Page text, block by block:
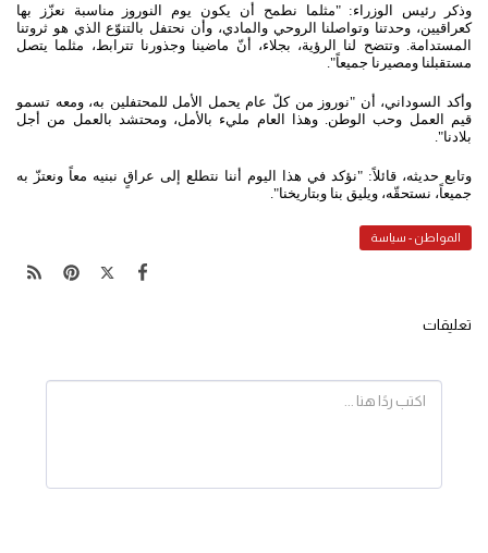
وذكر رئيس الوزراء: "مثلما نطمح أن يكون يوم النوروز مناسبة نعزّز بها
كعراقيين، وحدتنا وتواصلنا الروحي والمادي، وأن نحتفل بالتنوّع الذي هو ثروتنا
المستدامة. وتتضح لنا الرؤية، بجلاء، أنّ ماضينا وجذورنا تترابط، مثلما يتصل
مستقبلنا ومصيرنا جميعاً".
وأكد السوداني، أن "نوروز من كلّ عام يحمل الأمل للمحتفلين به، ومعه تسمو
قيم العمل وحب الوطن. وهذا العام مليء بالأمل، ومحتشد بالعمل من أجل
بلادنا".
وتابع حديثه، قائلاً: "نؤكد في هذا اليوم أننا نتطلع إلى عراقٍ نبنيه معاً ونعتزّ به
جميعاً، نستحقّه، ويليق بنا وبتاريخنا".
المواطن - سياسة
تعليقات